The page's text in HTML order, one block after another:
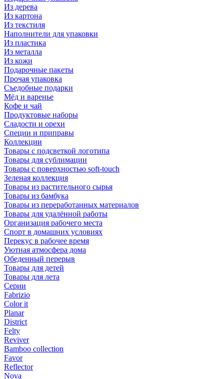
Из дерева
Из картона
Из текстиля
Наполнители для упаковки
Из пластика
Из металла
Из кожи
Подарочные пакеты
Прочая упаковка
Съедобные подарки
Мёд и варенье
Кофе и чай
Продуктовые наборы
Сладости и орехи
Специи и приправы
Коллекции
Товары с подсветкой логотипа
Товары для сублимации
Товары с поверхностью soft-touch
Зеленая коллекция
Товары из растительного сырья
Товары из бамбука
Товары из переработанных материалов
Товары для удалённой работы
Организация рабочего места
Спорт в домашних условиях
Перекус в рабочее время
Уютная атмосфера дома
Обеденный перерыв
Товары для детей
Товары для лета
Серии
Fabrizio
Color it
Planar
District
Felty
Reviver
Bamboo collection
Favor
Reflector
Nova